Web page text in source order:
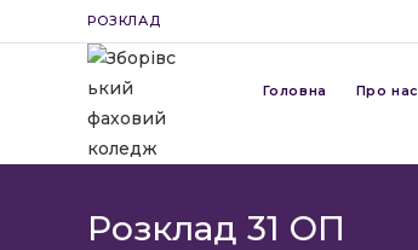
РОЗКЛАД
Головна Про нас
Розклад 31 ОП